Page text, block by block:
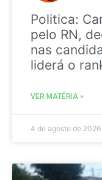
Politica:
pelo RN,
nas
liderá o
VER MATÉRIA »
4 de agosto de 2026